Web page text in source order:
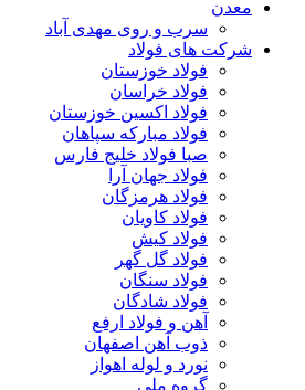
معدن
سرب و روی مهدی آباد
شرکت های فولاد
فولاد خوزستان
فولاد خراسان
فولاد اکسین خوزستان
فولاد مبارکه سپاهان
صبا فولاد خلیج فارس
فولاد جهان آرا
فولاد هرمزگان
فولاد کاویان
فولاد کیش
فولاد گل گهر
فولاد سنگان
فولاد شادگان
آهن و فولاد ارفع
ذوب آهن اصفهان
نورد و لوله اهواز
گروه ملی